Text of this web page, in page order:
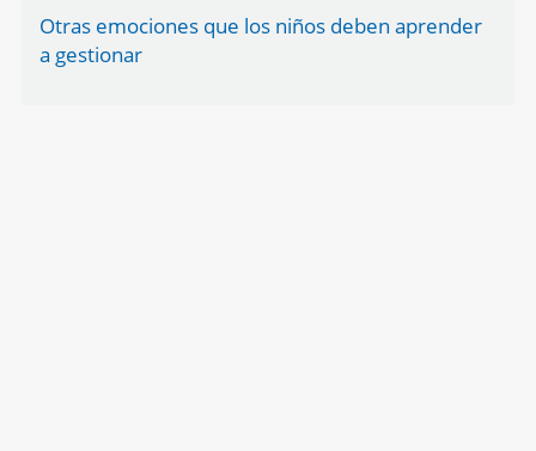
Otras emociones que los niños deben aprender
a gestionar